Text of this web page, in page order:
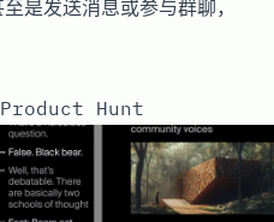
是发送消息或参与群聊，
Hunt